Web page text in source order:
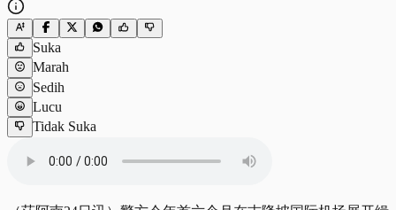
Suka
Marah
Sedih
Lucu
Tidak Suka